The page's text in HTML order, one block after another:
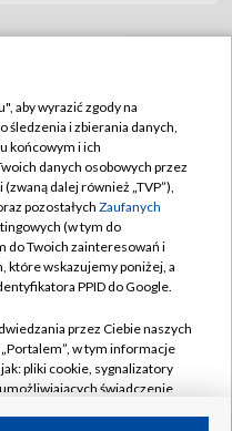
TVP
TVP
Akcyjna w likwidacji
aby wyrazić zgody na
śledzenia i zbierania danych,
końcowym i ich
danych osobowych przez
dalej również „TVP”),
pozostałych Zaufanych
(w tym do
do Twoich zainteresowań i
które wskazujemy poniżej, a
PPID do Google.
przez Ciebie naszych
w tym informacje
pliki cookie, sygnalizatory
świadczenie